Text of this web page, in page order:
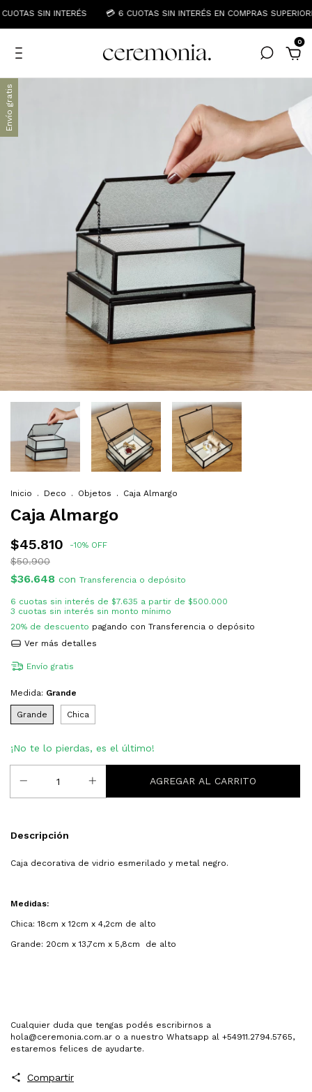
SIN INTERÉS 💳 6 CUOTAS SIN INTERÉS EN COMPRAS
0
Envío gratis
Inicio . Deco . Objetos . Caja Almargo
Caja Almargo
$45.810 -10% OFF
$50.900
$36.648 con Transferencia o depósito
6 cuotas sin interés de $7.635
20% de descuento pagando con Transferencia o depósito
Ver más detalles
Envío gratis
Medida: Grande
Grande Chica
¡No te lo pierdas, es el último!
Descripción
Caja decorativa de vidrio esmerilado y metal negro.
Medidas:
Chica: 18cm x 12cm x 4,2cm de alto
Grande: 20cm x 13,7cm x 5,8cm de alto
Cualquier duda que tengas podés escribirnos a
hola@ceremonia.com.ar o a nuestro Whatsapp al +54911.2794.5765,
estaremos felices de ayudarte.
Compartir